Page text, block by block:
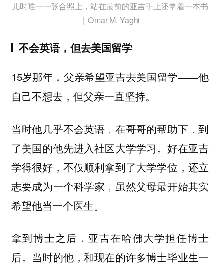
儿时唯一一张合照上，站在最前的亚吉手上还拿着一本书
｜Omar M. Yaghi
不会英语，但去美国留学
15岁那年，父亲希望亚吉去美国留学——他
自己不想去，但父亲一直坚持。
当时他几乎不会英语，在哥哥的帮助下，到
了美国的他先进入社区大学学习。好在亚吉
学得很好，不仅顺利拿到了大学学位，还立
志要成为一个科学家， 虽然父母最开始其实
希望他当一个医生。
拿到博士之后，亚吉在哈佛大学担任博士
后。当时的他，和现在的许多博士毕业生一